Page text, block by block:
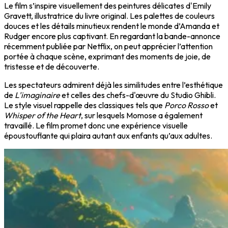
Le film s’inspire visuellement des peintures délicates d'Emily
Gravett, illustratrice du livre original. Les palettes de couleurs
douces et les détails minutieux rendent le monde d’Amanda et
Rudger encore plus captivant. En regardant la bande-annonce
récemment publiée par Netflix, on peut apprécier l’attention
portée à chaque scène, exprimant des moments de joie, de
tristesse et de découverte.
Les spectateurs admirent déjà les similitudes entre l’esthétique
de L'imaginaireet celles des chefs-d'œuvre du Studio Ghibli.
Le style visuel rappelle des classiques tels que Porco Rossoet
Whisper of the Heart, sur lesquels Momose a également
travaillé. Le film promet donc une expérience visuelle
époustouflante qui plaira autant aux enfants qu’aux adultes.